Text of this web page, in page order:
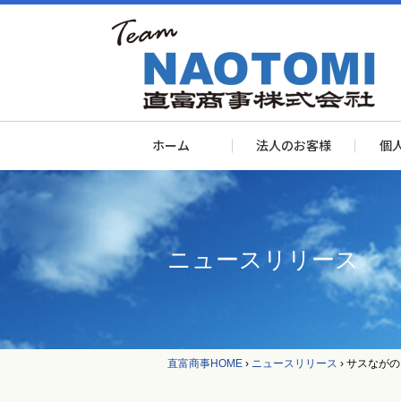
ホーム 法人のお客様 個
ニュースリリース
直富商事HOME › ニュースリリース › サスなが